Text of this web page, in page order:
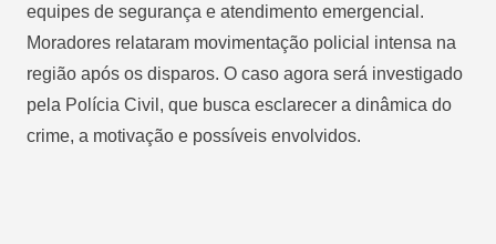
equipes de segurança e atendimento emergencial.
Moradores relataram movimentação policial intensa na
região após os disparos. O caso agora será investigado
pela Polícia Civil, que busca esclarecer a dinâmica do
crime, a motivação e possíveis envolvidos.